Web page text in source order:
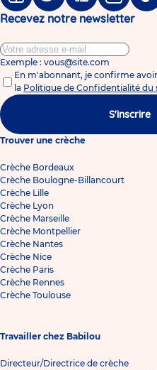
FacebookTwitter LinkedinInstagramTiktok
Recevez notre newsletter
Exemple : vous@site.com
En m'abonnant, je confirme
la Politique de Confidentialité du
S'inscrire
Trouver une crèche
Crèche Bordeaux
Crèche Boulogne-Billancourt
Crèche Lille
Crèche Lyon
Crèche Marseille
Crèche Montpellier
Crèche Nantes
Crèche Nice
Crèche Paris
Crèche Rennes
Crèche Toulouse
Travailler chez Babilou
Directeur/Directrice de crèche